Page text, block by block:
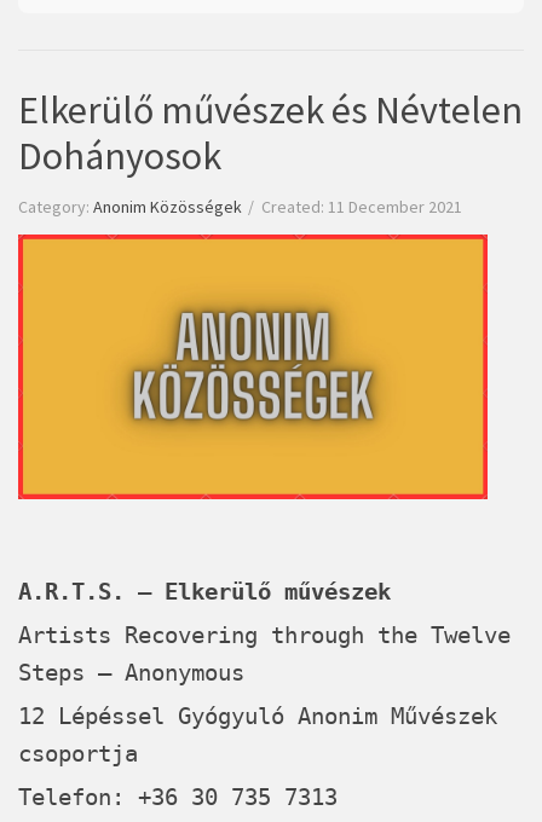
Elkerülő művészek és Névtelen
Dohányosok
Category: Anonim Közösségek Created: 11 December 2021
A.R.T.S. – Elkerülő művészek
Artists Recovering through the Twelve
Steps – Anonymous
12 Lépéssel Gyógyuló Anonim Művészek
csoportja
Telefon: +36 30 735 7313